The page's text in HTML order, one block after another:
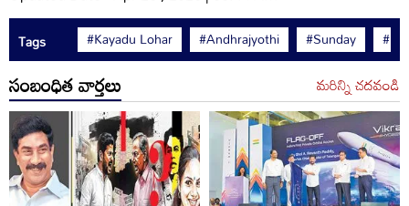
Tags #Kayadu Lohar #Andhrajyothi #Sunday
సంబంధిత వార్తలు మరిన్ని చదవండి